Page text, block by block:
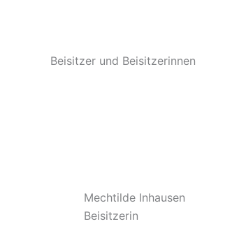
Beisitzer und Beisitzerinnen
Mechtilde Inhausen
Beisitzerin